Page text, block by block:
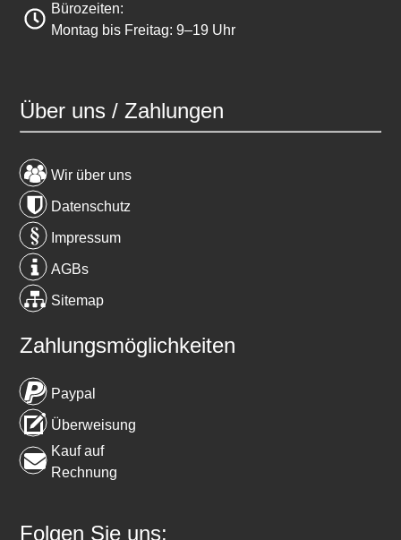
Bürozeiten:
Montag bis Freitag: 9–19 Uhr
Über uns / Zahlungen
Wir über uns
Datenschutz
Impressum
AGBs
Sitemap
Zahlungsmöglichkeiten
Paypal
Überweisung
Kauf auf
Rechnung
Folgen Sie uns: